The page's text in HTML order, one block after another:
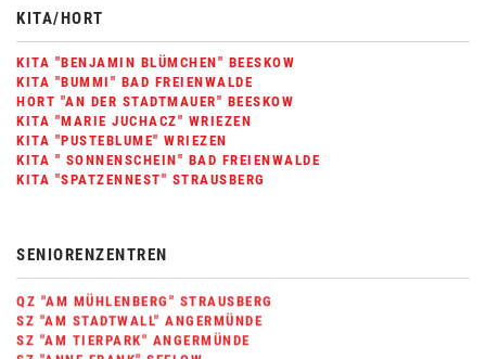
KITA/HORT
KITA "BENJAMIN BLÜMCHEN" BEESKOW
KITA "BUMMI" BAD FREIENWALDE
HORT "AN DER STADTMAUER" BEESKOW
KITA "MARIE JUCHACZ" WRIEZEN
KITA "PUSTEBLUME" WRIEZEN
KITA " SONNENSCHEIN" BAD FREIENWALDE
KITA "SPATZENNEST" STRAUSBERG
SENIORENZENTREN
QZ "AM MÜHLENBERG" STRAUSBERG
SZ "AM STADTWALL" ANGERMÜNDE
SZ "AM TIERPARK" ANGERMÜNDE